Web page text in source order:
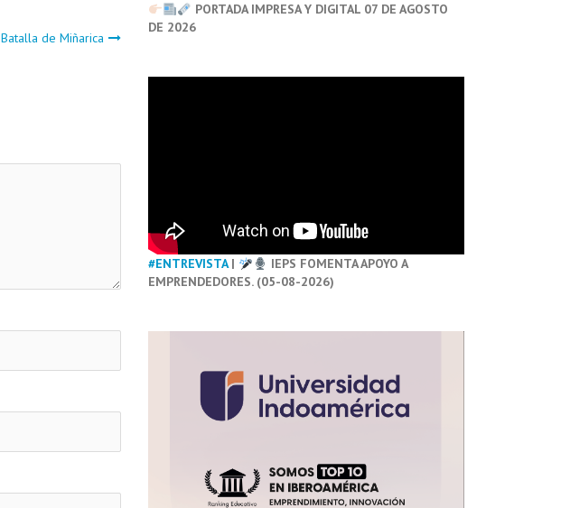
Batalla de Miñarica
PORTADA IMPRESA Y DIGITAL 07 DE AGOSTO
DE 2026
#ENTREVISTA|
IEPS FOMENTA APOYO A
EMPRENDEDORES. (05-08-2026)